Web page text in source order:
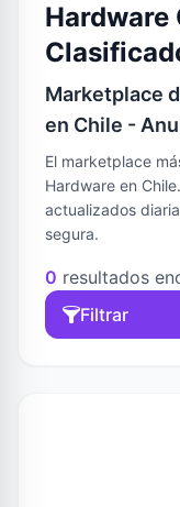
Marketplace
en Chile -
El marketplace
Hardware en
actualizados
segura.
0 resultados
Filtrar